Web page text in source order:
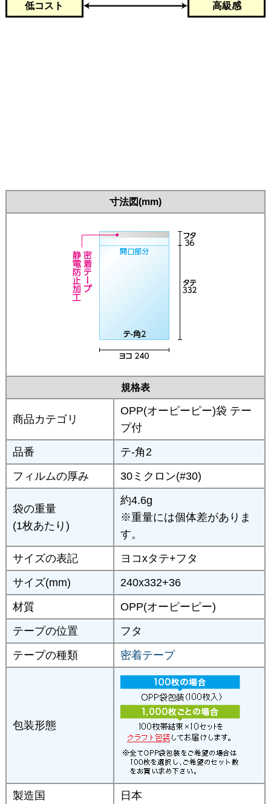
低コスト 高級感
寸法図(mm)
規格表
商品カテゴリ
OPP(オーピーピー)袋 テー
プ付
品番
テ-角2
フィルムの厚み
30ミクロン(#30)
袋の重量
(1枚あたり)
約4.6g
※重量には個体差がありま
す。
サイズの表記
ヨコxタテ+フタ
サイズ(mm)
240x332+36
材質
OPP(オーピーピー)
テープの位置
フタ
テープの種類
密着テープ
包装形態
製造国 日本